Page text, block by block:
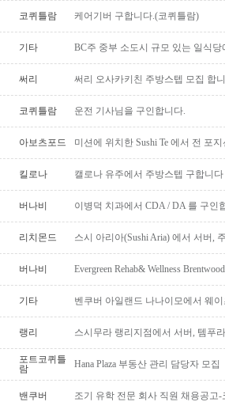
코퀴틀람 케어기버 구합니다.(코퀴틀람)
기타 BC주 중부 소도시 규모 있는 일식
써리 써리 오사카키친 주방스텝 모집 합
코퀴틀람 운전 기사님을 구인합니다.
아보츠포드 미션에 위치한 Sushi Te 에서 전 포
킬로나 캘로나 유주에서 주방스텝 구합니다
버나비 이병덕 치과에서 CDA / DA 를 구인
리치몬드 스시 아리아(Sushi Aria) 에서 서버,
버나비 Evergreen Rehab& Wellness
기타 벤쿠버 아일랜드 나나이모에서 웨
랭리 스시무라 랭리지점에서 서버, 템푸
포트코퀴틀
람
Hana Plaza 부동산 관리 담당자 모집
밴쿠버 조기 유학 전문 회사 직원 채용공고